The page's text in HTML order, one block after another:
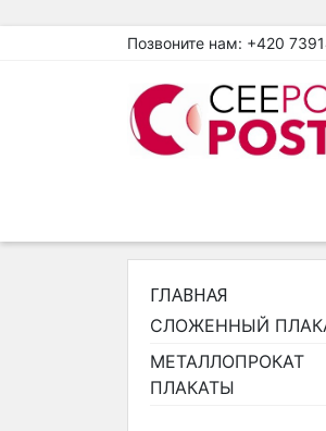
Позвоните нам: +420
ГЛАВНАЯ
СЛОЖЕННЫЙ
МЕТАЛЛОПРОКАТ
ПЛАКАТЫ